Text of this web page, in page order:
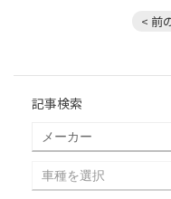
< 前
記事検索